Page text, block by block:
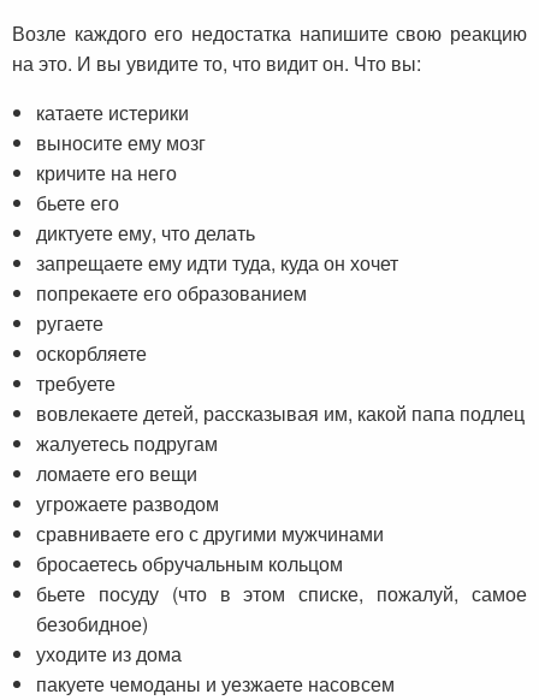
Возле каждого его недостатка напишите свою реакцию
на это. И вы увидите то, что видит он. Что вы:
катаете истерики
выносите ему мозг
кричите на него
бьете его
диктуете ему, что делать
запрещаете ему идти туда, куда он хочет
попрекаете его образованием
ругаете
оскорбляете
требуете
вовлекаете детей, рассказывая им, какой папа подлец
жалуетесь подругам
ломаете его вещи
угрожаете разводом
сравниваете его с другими мужчинами
бросаетесь обручальным кольцом
бьете посуду (что в этом списке, пожалуй, самое
безобидное)
уходите из дома
пакуете чемоданы и уезжаете насовсем